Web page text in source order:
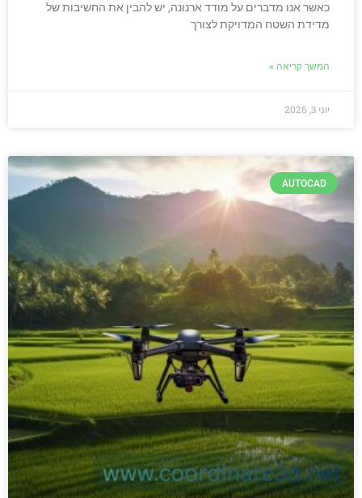
כאשר אנו מדברים על מודד ארנונה, יש להבין את החשיבות של
מדידת השטח המדויקת לצורך
המשך קריאה »
יוני 3, 2026
AUTOCAD